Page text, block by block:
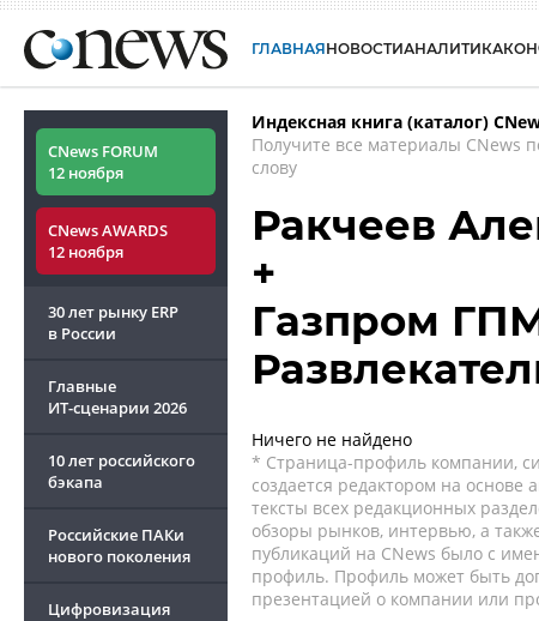
ГЛАВНАЯНОВОСТИАНАЛИТИКА
CNews FORUM
12 ноября
CNews AWARDS
12 ноября
30 лет рынку ERP
в России
Главные
ИТ-сценарии 2026
10 лет российского
бэкапа
Российские ПАКи
нового поколения
Цифровизация
Индексная книга (каталог)
Получите все материалы CNews
слову
Ракчеев
+
Газпром
Ничего не найдено
* Страница-профиль компании,
создается редактором на
тексты всех редакционных
обзоры рынков, интервью, а
публикаций на CNews было с
профиль. Профиль может быть
презентацией о компании или